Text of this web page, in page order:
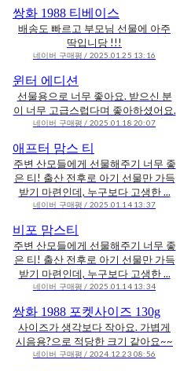
쌍화 1988 티베이스
배송도 빠르고 부모님 선물에 아주
딱입니당 !!!
네이버 구매평 / 2025.01.25 13:16
윈터 에디션
선물용으로 너무 좋아요. 받으신 분
이 너무 고급스럽다며 좋아하셨어요.
네이버 구매평 / 2025.01.18 20:07
애프터 맘스 티
주변 산모들에게 선물해주기 너무 좋
은 티! 출산 전후로 아기 선물만 가득
받기 마련인데, 누구보다 고생한 ...
네이버 구매평 / 2025.01.14 13:37
비포 맘스티
주변 산모들에게 선물해주기 너무 좋
은 티! 출산 전후로 아기 선물만 가득
받기 마련인데, 누구보다 고생한 ...
네이버 구매평 / 2025.01.14 13:34
쌍화 1988 포켓사이즈 130g
사이즈가 생각보다 작아요. 가볍게
시음용?으로 적당한 크기 같아요~~
네이버 구매평 / 2024.12.23 08:56